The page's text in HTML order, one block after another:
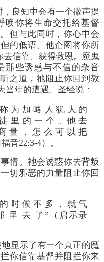
良知中会有一个微声提
唤你将生命交托给基督
但与此同时，你心中会
的低语。他企图将你所
信靠、获得救恩。魔鬼
那些诱惑与不信的杂音
之道，祂阻止你回到教
当年的遭遇。圣经说：
为 加 略 人 犹 大 的
里 的 一 个 。他 去
量 ， 怎 么 可 以 把
音22:3-4）。
情。祂会诱惑你去背叛
切邪恶的力量阻止你回
时 候 不 多 ， 就 气
里 去 了”（启示录
显示了有一个真正的魔
你信靠基督并阻拦你来